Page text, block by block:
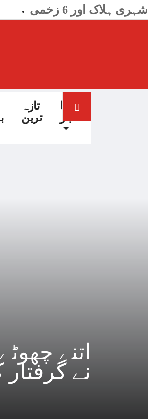
ہلاک اور 6 زخمی
تازہ
ترین
آج کا
اخبار
نے گرفتار